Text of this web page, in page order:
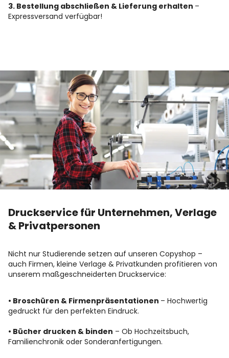
3. Bestellung abschließen & Lieferung erhalten –
Expressversand verfügbar!
Druckservice für Unternehmen, Verlage
& Privatpersonen
Nicht nur Studierende setzen auf unseren Copyshop –
auch Firmen, kleine Verlage & Privatkunden profitieren von
unserem maßgeschneiderten Druckservice:
• Broschüren & Firmenpräsentationen – Hochwertig
gedruckt für den perfekten Eindruck.
• Bücher drucken & binden – Ob Hochzeitsbuch,
Familienchronik oder Sonderanfertigungen.